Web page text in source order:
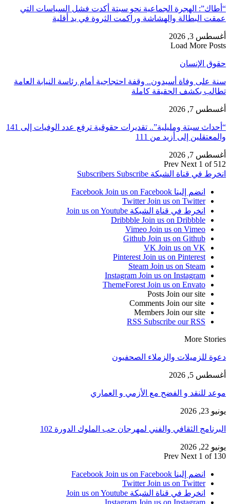
“أطاك”: الهجرة الجماعية نحو سبتة أكدت فشل السياسات التي
عمقت البطالة والهشاشة وراكمت الثروة في يد أقلية
أغسطس 3, 2026
Load More Posts
حقوق الإنسان
سنة على وفاة أسيدون.. وقفة احتجاجية أمام رئاسة النيابة العامة
تطالب بكشف الحقيقة كاملة
أغسطس 7, 2026
“أحداث سبتة ومليلية”.. تقديرات حقوقية ترفع عدد الوفيات إلى 141
والمعتقلين إلى أزيد من 111
أغسطس 7, 2026
Prev Next 1 of 512
انخرط في قناة الشبكة
Subscribers Subscribe
انضم إلينا Facebook Join us on Facebook
Twitter Join us on Twitter
انخرط في قناة الشبكة Join us on Youtube
Dribbble Join us on Dribbble
Vimeo Join us on Vimeo
Github Join us on Github
VK Join us on VK
Pinterest Join us on Pinterest
Steam Join us on Steam
Instagram Join us on Instagram
ThemeForest Join us on Envato
Posts Join our site
Comments Join our site
Members Join our site
RSS Subscribe our RSS
More Stories
دعوة للزميلات والزملاء الصحفيون
أغسطس 5, 2026
موعد للنقد و الفضح مع الأزمي و العماري
يونيو 23, 2026
البرنامج الثقافي والفني لمهرجان حب الملوك الدورة 102
يونيو 22, 2026
Prev Next 1 of 130
انضم إلينا Facebook Join us on Facebook
Twitter Join us on Twitter
انخرط في قناة الشبكة Join us on Youtube
Instagram Join us on Instagram